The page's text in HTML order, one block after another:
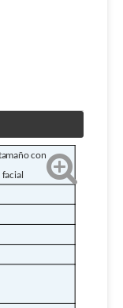
con